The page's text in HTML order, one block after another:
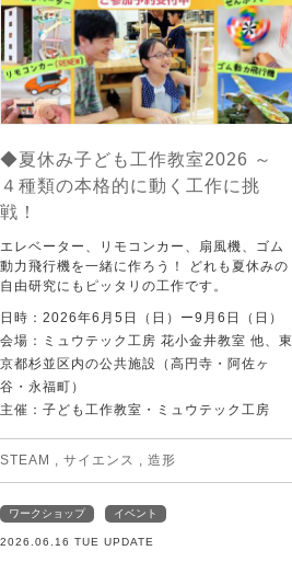
◆夏休み子ども工作教室2026 ～
４種類の本格的に動く工作に挑
戦！
エレベーター、リモコンカー、扇風機、ゴム
動力飛行機を一緒に作ろう！ どれも夏休みの
自由研究にもピッタリの工作です。
日時：2026年6月5日（日）ー9月6日（日）
会場：ミュウテック工房 花小金井教室 他、東
京都杉並区内の公共施設（高円寺・阿佐ヶ
谷・永福町）
主催：子ども工作教室・ミュウテック工房
STEAM , サイエンス , 造形
ワークショップ イベント
2026.06.16 TUE UPDATE